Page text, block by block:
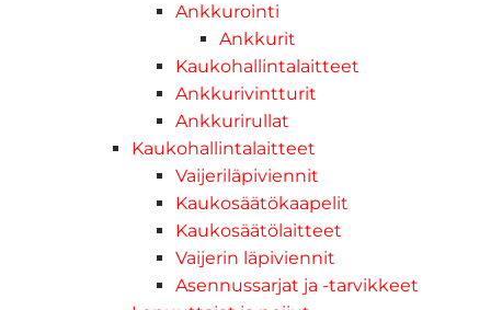
Ankkurointi
Ankkurit
Kaukohallintalaitteet
Ankkurivintturit
Ankkurirullat
Kaukohallintalaitteet
Vaijeriläpiviennit
Kaukosäätökaapelit
Kaukosäätölaitteet
Vaijerin läpiviennit
Asennussarjat ja -tarvikkeet